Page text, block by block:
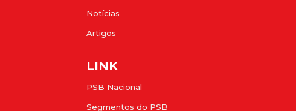
Notícias
Artigos
LINK
PSB Nacional
Segmentos do PSB